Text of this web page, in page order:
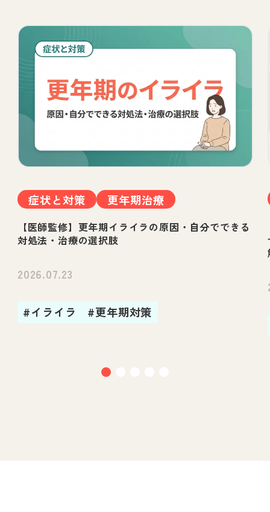
症状と対策 更年期治療
【医師監修】更年期イライラの原因・自分でできる
対処法・治療の選択肢
2026.07.23
#イライラ #更年期対策